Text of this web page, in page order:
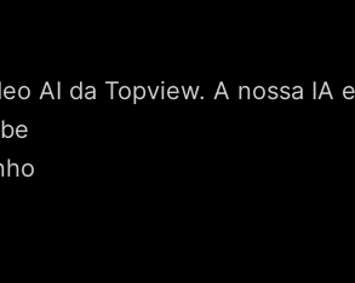
AI da Topview. A nossa IA